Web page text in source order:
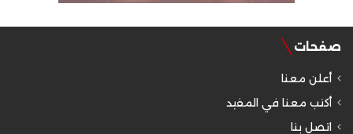
صفحات
أعلن معنا
أكتب معنا في المفيد
اتصل بنا